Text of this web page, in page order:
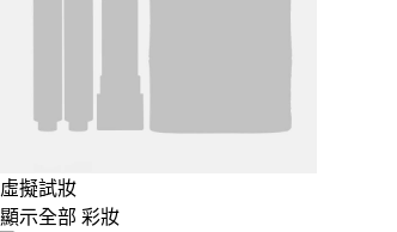
虛擬試妝
顯示全部 彩妝